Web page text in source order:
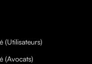
(Utilisateurs)
(Avocats)